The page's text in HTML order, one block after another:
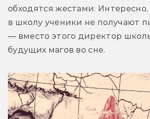
обходятся жестами.
в школу ученики не получают
— вместо этого директор
будущих магов во сне.